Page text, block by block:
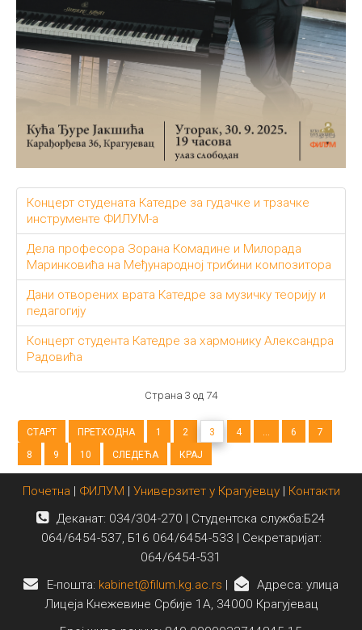
Концерт студената Катедре за гудачке и трзачке
инструменте ФИЛУМ-а
Дела професора Зорана Комадине и Милорада
Маринковића на Међународној трибини композитора
Дани отворених врата Катедре за музичку теорију и
педагогију
Концерт студента Катедре за хармонику Александра
Радовића
Страна 3 од 74
СТАРТ ПРЕТХОДНА 1 2 3 4 ... 6
7
8
9 10 СЛЕДЕЋА КРАЈ
Почетна ФИЛУМ Универзитет у Крагујевцу| Контакти
Деканат: 034/304-270 | Студентска служба:Б24
064/6454-537, Б16 064/6454-533 | Секретаријат:
064/6454-531
E-пошта: kabinet@filum.kg.ac.rs
Адреса: улица
Лицеја Кнежевине Србије 1А, 34000 Крагујевац